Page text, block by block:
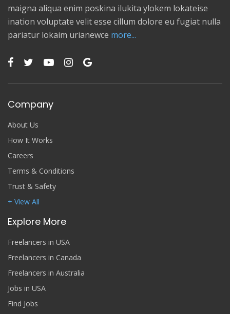
maigna aliqua enim poskina ilukita ylokem lokateise
ination voluptate velit esse cillum dolore eu fugiat nulla
pariatur lokaim urianewce more...
Company
About Us
How It Works
Careers
Terms & Conditions
Trust & Safety
+ View All
Explore More
Freelancers in USA
Freelancers in Canada
Freelancers in Australia
Jobs in USA
Find Jobs